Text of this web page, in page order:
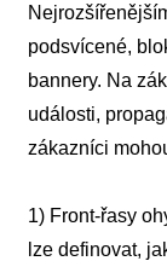
podsvícené,
bannery. Na
události,
zákazníci
1) Front-řasy
lze definovat,